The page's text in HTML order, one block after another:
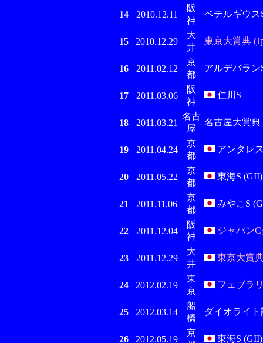
14 2010.12.11
阪
神
ベテルギウス
15 2010.12.29
大
井
東京大賞典
16 2011.02.12
京
都
アルデバラン
17 2011.03.06
阪
神
仁川S
18 2011.03.21
名古
屋
名古屋大賞典
19 2011.04.24
京
都
アンタレ
20 2011.05.22
京
都
東海S (GII)
21 2011.11.06
京
都
みやこS
22 2011.12.04
阪
神
ジャパン
23 2011.12.29
大
井
東京大賞
24 2012.02.19
東
京
フェブラ
25 2012.03.14
船
橋
ダイオライト
26 2012.05.19
京
東海S (GII)